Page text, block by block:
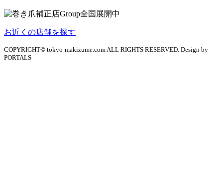
お近くの店舗を探す
COPYRIGHT© tokyo-makizume.com ALL RIGHTS RESERVED. Design by
PORTALS